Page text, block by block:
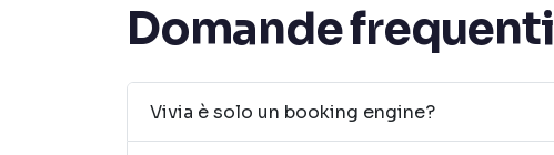
Domande frequenti
Vivia è solo un booking engine?